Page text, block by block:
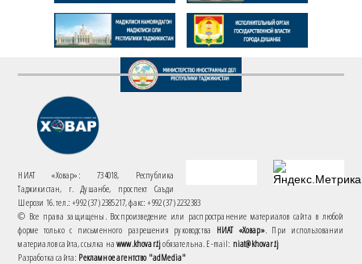
НИАТ «Ховар»: 734018, Республика
Таджикистан, г. Душанбе, проспект Саъди
Шерози 16. тел.: +992 (37) 2385217, факс: +992 (37) 2232383
© Все права защищены. Воспроизведение или распространение материалов сайта в любой
форме только с письменного разрешения руководства НИАТ «Ховар». При использовании
материалов сайта, ссылка наwww.khovar.tjобязательна. E-mail: niat@khovar.tj
Разработка сайта: Рекламное агентство "adMedia"